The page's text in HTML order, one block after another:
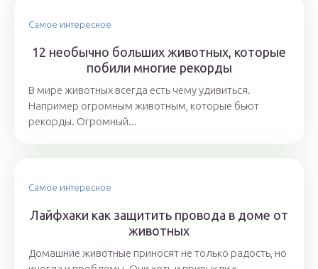
Самое интересное
12 необычно больших животных, которые
побили многие рекорды
В мире животных всегда есть чему удивиться.
Например огромным животным, которые бьют
рекорды. Огромный...
Самое интересное
Лайфхаки как защитить провода в доме от
животных
Домашние животные приносят не только радость, но